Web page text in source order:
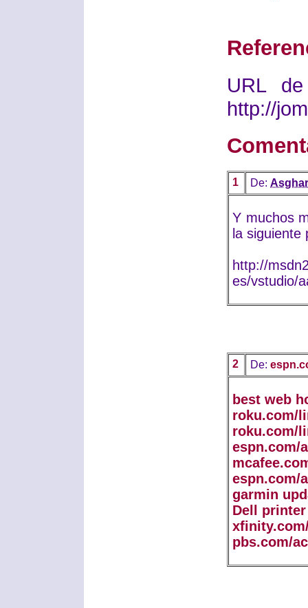
URL
http://
1 De:
Y muchos
la siguiente
http://
es/vstudio/
2 De:
best web
roku.com/
roku.com/
espn.com/
espn.com/
garmin
Dell
pbs.com/